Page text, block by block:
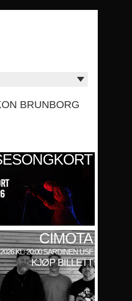
BRUNBORG
CIMOTA
KL: 20:00 SARDINEN USF
KJØP BILLETT